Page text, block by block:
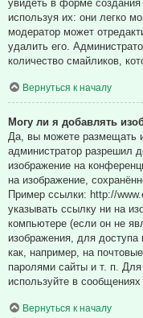
увидеть в форме создания
используя их: они легко
модератор может
удалить его.
количество смайликов,
Вернуться к началу
Могу ли я добавлять
Да, вы можете размещать
администратор разрешил
изображение на
на изображение,
Пример ссылки: http://
указывать ссылку ни на
компьютере (если он не
изображения, для доступа
как, например, на
паролями сайты и т. п.
используйте в сообщениях
Вернуться к началу